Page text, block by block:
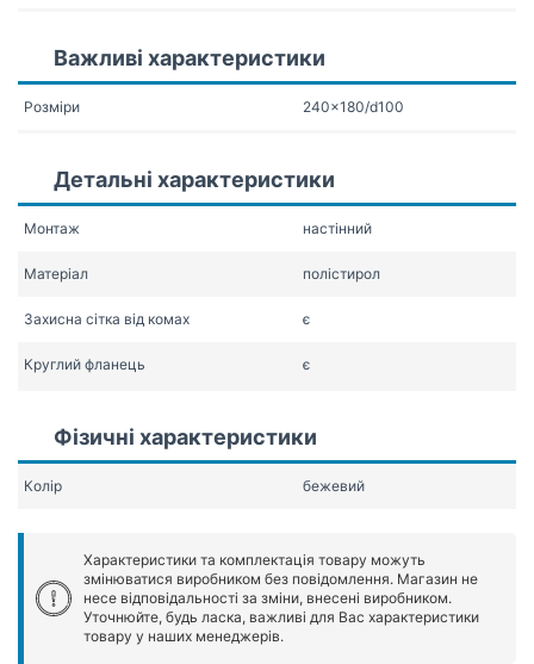
Важливі характеристики
Розміри 240x180/d100
Детальні характеристики
Монтаж настінний
Матеріал полістирол
Захисна сітка від комах є
Круглий фланець є
Фізичні характеристики
Колір бежевий
Характеристики та комплектація товару можуть
змінюватися виробником без повідомлення. Магазин не
несе відповідальності за зміни, внесені виробником.
Уточнюйте, будь ласка, важливі для Вас характеристики
товару у наших менеджерів.